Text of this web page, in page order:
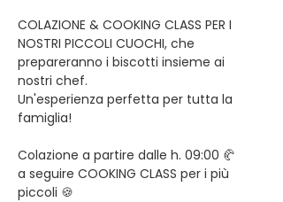
COLAZIONE & COOKING CLASS PER I
NOSTRI PICCOLI CUOCHI, che
prepareranno i biscotti insieme ai
nostri chef.
Un'esperienza perfetta per tutta la
famiglia!
Colazione a partire dalle h. 09:00 🥐
a seguire COOKING CLASS per i più
piccoli 🍪